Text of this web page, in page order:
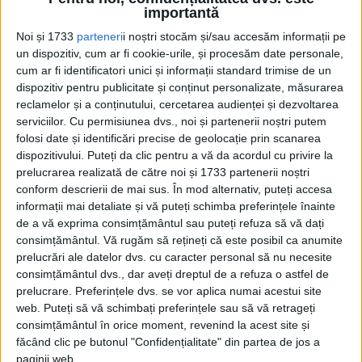
importantă
Noi și 1733 partenerii noștri stocăm și/sau accesăm informații pe
un dispozitiv, cum ar fi cookie-urile, și procesăm date personale,
cum ar fi identificatori unici și informații standard trimise de un
dispozitiv pentru publicitate și conținut personalizate, măsurarea
reclamelor și a conținutului, cercetarea audienței și dezvoltarea
serviciilor. Cu permisiunea dvs., noi și partenerii noștri putem
folosi date și identificări precise de geolocație prin scanarea
dispozitivului. Puteți da clic pentru a vă da acordul cu privire la
prelucrarea realizată de către noi și 1733 partenerii noștri
conform descrierii de mai sus. În mod alternativ, puteți accesa
informații mai detaliate și vă puteți schimba preferințele înainte
de a vă exprima consimțământul sau puteți refuza să vă dați
consimțământul. Vă rugăm să rețineți că este posibil ca anumite
prelucrări ale datelor dvs. cu caracter personal să nu necesite
consimțământul dvs., dar aveți dreptul de a refuza o astfel de
prelucrare. Preferințele dvs. se vor aplica numai acestui site
web. Puteți să vă schimbați preferințele sau să vă retrageți
consimțământul în orice moment, revenind la acest site și
făcând clic pe butonul "Confidențialitate" din partea de jos a
paginii web.
Pe 6 mai 1950, fraţii Emil şi Viggo Højgård, împreună cu
Cea mai mare revistă de istorie din Europa!.
Media KIT
PORTOFOLIU
Capital
Evenimentul Zilei